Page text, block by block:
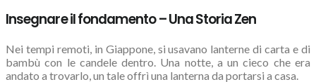
Insegnare il fondamento – Una Storia Zen
Nei tempi remoti, in Giappone, si usavano lanterne di carta e di
bambù con le candele dentro. Una notte, a un cieco che era
andato a trovarlo, un tale offrì una lanterna da portarsi a casa.